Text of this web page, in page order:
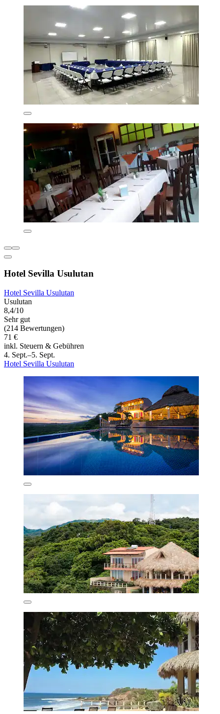
Hotel Sevilla Usulutan
Hotel Sevilla Usulutan
Usulutan
8,4/10
Sehr gut
(214 Bewertungen)
71 €
inkl. Steuern & Gebühren
4. Sept.–5. Sept.
Hotel Sevilla Usulutan